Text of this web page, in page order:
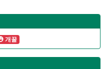
개꿀